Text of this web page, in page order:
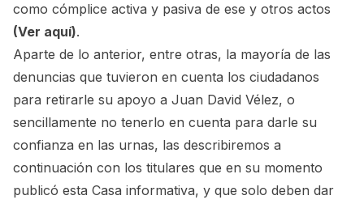
como cómplice activa y pasiva de ese y otros actos
(Ver aquí).
Aparte de lo anterior, entre otras, la mayoría de las
denuncias que tuvieron en cuenta los ciudadanos
para retirarle su apoyo a Juan David Vélez, o
sencillamente no tenerlo en cuenta para darle su
confianza en las urnas, las describiremos a
continuación con los titulares que en su momento
publicó esta Casa informativa, y que solo deben dar